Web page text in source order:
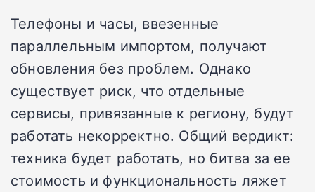
Телефоны и часы, ввезенные
параллельным импортом, получают
обновления без проблем. Однако
существует риск, что отдельные
сервисы, привязанные к региону, будут
работать некорректно. Общий вердикт:
техника будет работать, но битва за ее
стоимость и функциональность ляжет